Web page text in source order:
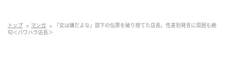
トップ マンガ
「女は嫌だよな」部下の伝票を破り捨てた店長。性差別発言に周囲も絶
句＜パワハラ店長＞